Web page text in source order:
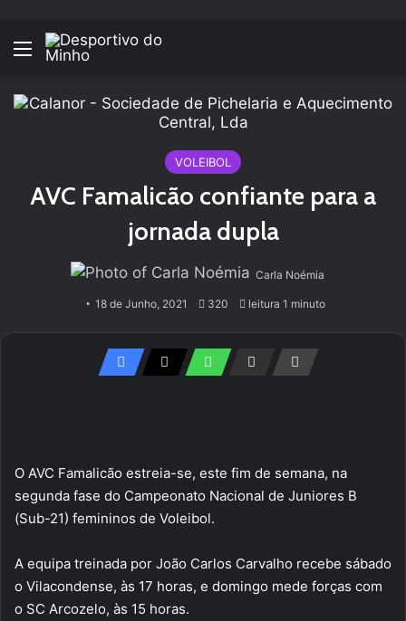
Menu
VOLEIBOL
AVC Famalicão confiante para a
jornada dupla
Carla Noémia
18 de Junho, 2021 320 leitura 1 minuto
O AVC Famalicão estreia-se, este fim de semana, na
segunda fase do Campeonato Nacional de Juniores B
(Sub-21) femininos de Voleibol.
A equipa treinada por João Carlos Carvalho recebe sábado
o Vilacondense, às 17 horas, e domingo mede forças com
o SC Arcozelo, às 15 horas.